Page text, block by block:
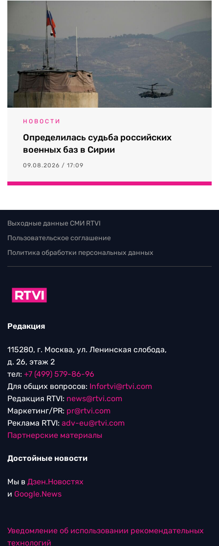
НОВОСТИ
Определилась судьба российских
военных баз в Сирии
09.08.2026 / 17:09
Выходные данные СМИ RTVI
Пользовательское соглашение
Политика обработки персональных данных
Редакция
115280, г. Москва, ул. Ленинская слобода,
д. 26, этаж 2
тел: +7 (499) 579-86-96
Для общих вопросов: Infortvi@rtvi.com
Редакция RTVI: news@rtvi.com
Маркетинг/PR: pr@rtvi.com
Реклама RTVI: adv-eu@rtvi.com
Партнерские материалы
Достойные новости
Мы в Дзен.Новостях
и Google.News
Уведомление об использовании рекомендательных
технологий